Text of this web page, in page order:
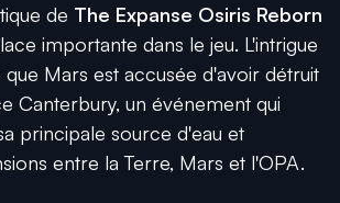
de The Expanse Osiris Reborn
importante dans le jeu. L'intrigue
Mars est accusée d'avoir détruit
Canterbury, un événement qui
principale source d'eau et
entre la Terre, Mars et l'OPA.